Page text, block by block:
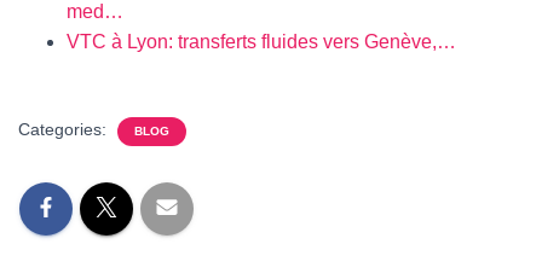
med…
VTC à Lyon: transferts fluides vers Genève,…
Categories: BLOG